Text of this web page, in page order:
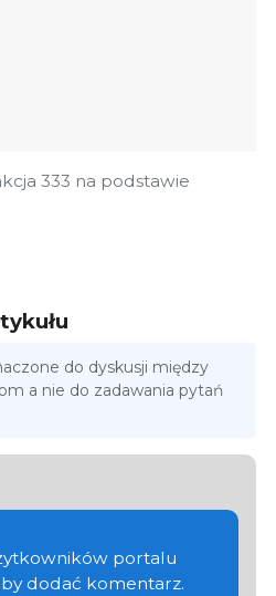
333 na podstawie
do dyskusji między
a nie do zadawania pytań
portalu
dodać komentarz.